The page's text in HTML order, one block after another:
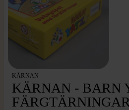
KÄRNAN
KÄRNAN - BARN
FÄRGTÄRNINGAR